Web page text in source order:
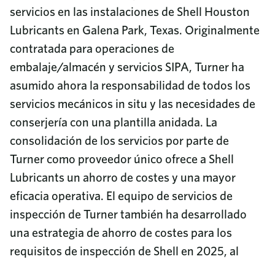
servicios en las instalaciones de Shell Houston
Lubricants en Galena Park, Texas. Originalmente
contratada para operaciones de
embalaje/almacén y servicios SIPA, Turner ha
asumido ahora la responsabilidad de todos los
servicios mecánicos in situ y las necesidades de
conserjería con una plantilla anidada. La
consolidación de los servicios por parte de
Turner como proveedor único ofrece a Shell
Lubricants un ahorro de costes y una mayor
eficacia operativa. El equipo de servicios de
inspección de Turner también ha desarrollado
una estrategia de ahorro de costes para los
requisitos de inspección de Shell en 2025, al